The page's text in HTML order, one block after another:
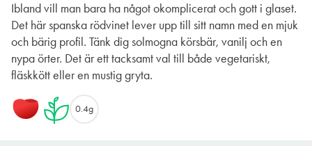
Ibland vill man bara ha något okomplicerat och gott i glaset.
Det här spanska rödvinet lever upp till sitt namn med en mjuk
och bärig profil. Tänk dig solmogna körsbär, vanilj och en
nypa örter. Det är ett tacksamt val till både vegetariskt,
fläskkött eller en mustig gryta.
0.4g